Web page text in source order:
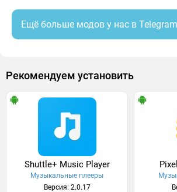
Ещё больше модов у нас в
Рекомендуем установить
Shuttle+ Music Player
Музыкальные плееры
Версия: 2.0.17